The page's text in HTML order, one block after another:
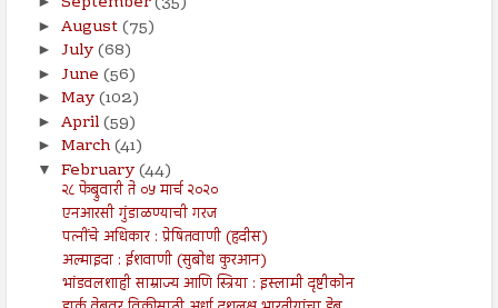
► August(75)
► July(68)
► June (56)
► May(102)
► April(59)
► March(41)
▼ February(44)
२८ फेब्रुवारी ते ०५ मार्च २०२०
एनआरसी गुंडाळण्याची गरज
पत्नींचे अधिकार : प्रेषितवाणी (हदीस)
अल्माइदा : ईशवाणी (सुबोध कुरआन)
भांडवलशाही साम्राज्य आणि स्त्रिया : इस्लामी दृष्टीकोन